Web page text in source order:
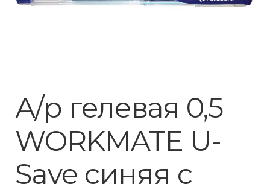
А/р гелевая 0,5
WORKMATE U-
Save синяя с